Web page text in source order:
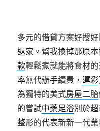
多元的借貸方案好搜
返家。幫我換掉那原
款輕鬆煮就能將食材
率無代辦手續費，運彩
為獨特的美式房屋二胎
的嘗試中藥足浴別於
整形的代表新新一代